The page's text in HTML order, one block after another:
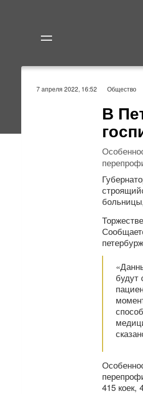
7 апреля 2022, 16:52 Общество
В
будут
415 коек,